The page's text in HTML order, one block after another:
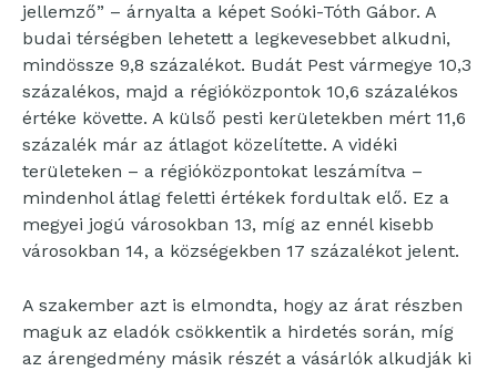
jellemző” – árnyalta a képet Soóki-Tóth Gábor. A
budai térségben lehetett a legkevesebbet alkudni,
mindössze 9,8 százalékot. Budát Pest vármegye 10,3
százalékos, majd a régióközpontok 10,6 százalékos
értéke követte. A külső pesti kerületekben mért 11,6
százalék már az átlagot közelítette. A vidéki
területeken – a régióközpontokat leszámítva –
mindenhol átlag feletti értékek fordultak elő. Ez a
megyei jogú városokban 13, míg az ennél kisebb
városokban 14, a községekben 17 százalékot jelent.
A szakember azt is elmondta, hogy az árat részben
maguk az eladók csökkentik a hirdetés során, míg
az árengedmény másik részét a vásárlók alkudják ki